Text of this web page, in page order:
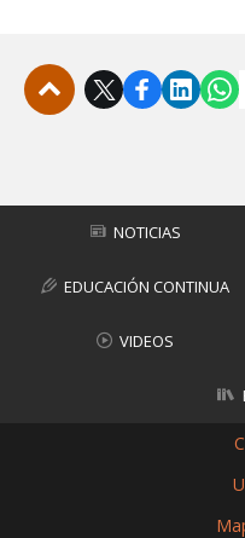
NOTICIAS
EDUCACIÓN CONTINUA
VIDEOS